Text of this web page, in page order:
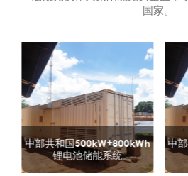
国家。
中部共和国500kW+800kWh
锂电池储能系统